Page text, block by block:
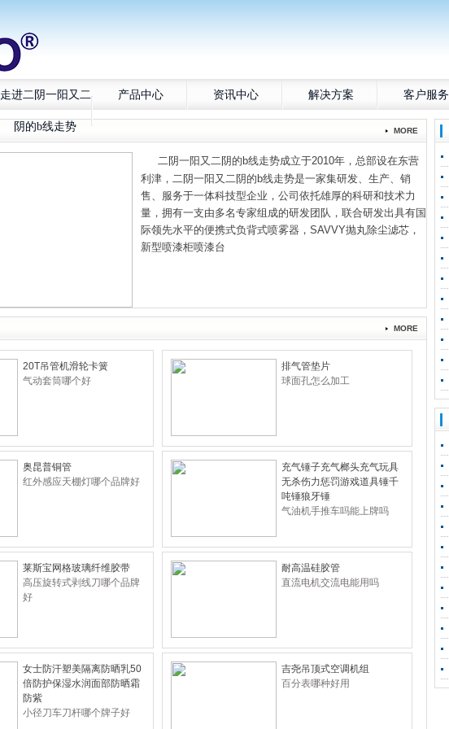
走进二阴一阳又二
阴的b线走势
产品中心 资讯中心 解决方案 客户服务
MORE
二阴一阳又二阴的b线走势成立于2010年，总部设在东营
利津，二阴一阳又二阴的b线走势是一家集研发、生产、销
售、服务于一体科技型企业，公司依托雄厚的科研和技术力
量，拥有一支由多名专家组成的研发团队，联合研发出具有国
际领先水平的便携式负背式喷雾器，SAVVY抛丸除尘滤芯，
新型喷漆柜喷漆台
MORE
20T吊管机滑轮卡簧
气动套筒哪个好
排气管垫片
球面孔怎么加工
奥昆普铜管
红外感应天棚灯哪个品牌好
充气锤子充气榔头充气玩具
无杀伤力惩罚游戏道具锤千
吨锤狼牙锤
气油机手推车吗能上牌吗
莱斯宝网格玻璃纤维胶带
高压旋转式剥线刀哪个品牌
好
耐高温硅胶管
直流电机交流电能用吗
女士防汗塑美隔离防晒乳50
倍防护保湿水润面部防晒霜
防紫
小径刀车刀杆哪个牌子好
吉尧吊顶式空调机组
百分表哪种好用